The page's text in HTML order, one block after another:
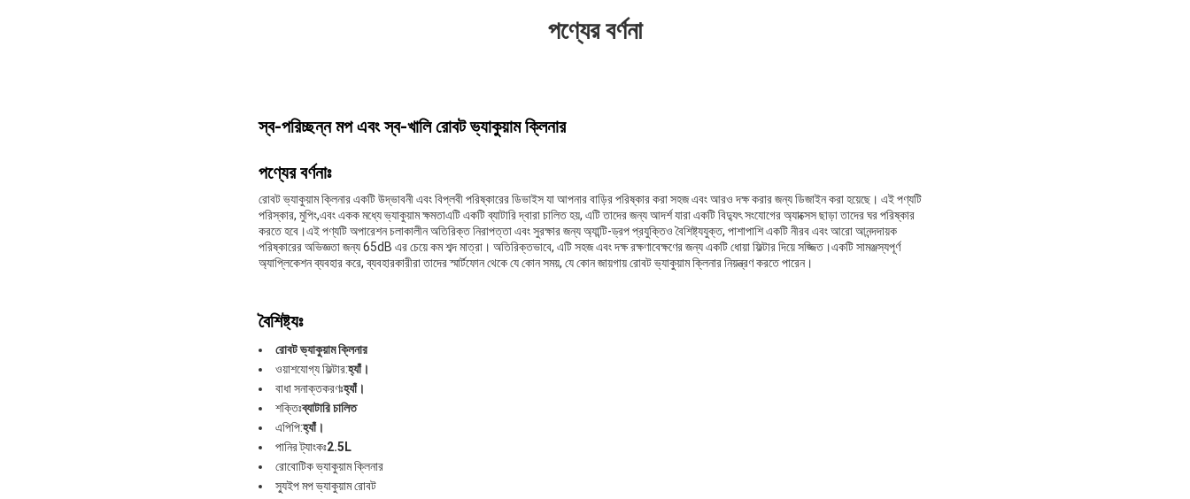
পণ্যের বর্ণনা
স্ব-পরিচ্ছন্ন মপ এবং স্ব-খালি রোবট ভ্যাকুয়াম ক্লিনার
পণ্যের বর্ণনাঃ
রোবট ভ্যাকুয়াম ক্লিনার একটি উদ্ভাবনী এবং বিপ্লবী পরিষ্কারের ডিভাইস যা আপনার বাড়ির পরিষ্কার করা সহজ এবং আরও দক্ষ করার জন্য ডিজাইন করা হয়েছে। এই পণ্যটি
পরিস্কার, মুপিং,এবং একক মধ্যে ভ্যাকুয়াম ক্ষমতাএটি একটি ব্যাটারি দ্বারা চালিত হয়, এটি তাদের জন্য আদর্শ যারা একটি বিদ্যুৎ সংযোগের অ্যাক্সেস ছাড়া তাদের ঘর পরিষ্কার
করতে হবে।এই পণ্যটি অপারেশন চলাকালীন অতিরিক্ত নিরাপত্তা এবং সুরক্ষার জন্য অ্যান্টি-ড্রপ প্রযুক্তিও বৈশিষ্ট্যযুক্ত, পাশাপাশি একটি নীরব এবং আরো আনন্দদায়ক
পরিষ্কারের অভিজ্ঞতা জন্য 65dB এর চেয়ে কম শব্দ মাত্রা। অতিরিক্তভাবে, এটি সহজ এবং দক্ষ রক্ষণাবেক্ষণের জন্য একটি ধোয়া ফিল্টার দিয়ে সজ্জিত।একটি সামঞ্জস্যপূর্ণ
অ্যাপ্লিকেশন ব্যবহার করে, ব্যবহারকারীরা তাদের স্মার্টফোন থেকে যে কোন সময়, যে কোন জায়গায় রোবট ভ্যাকুয়াম ক্লিনার নিয়ন্ত্রণ করতে পারেন।
বৈশিষ্ট্যঃ
রোবট ভ্যাকুয়াম ক্লিনার
ওয়াশযোগ্য ফিল্টার:হ্যাঁ।
বাধা সনাক্তকরণঃহ্যাঁ।
শক্তিঃব্যাটারি চালিত
এপিপি:হ্যাঁ।
পানির ট্যাংকঃ2.5L
রোবোটিক ভ্যাকুয়াম ক্লিনার
স্যুইপ মপ ভ্যাকুয়াম রোবট